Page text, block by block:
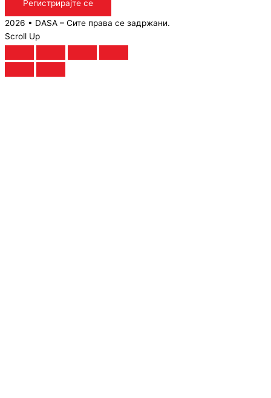
Регистрирајте се
2026 • DASA – Сите права се задржани.
Scroll Up